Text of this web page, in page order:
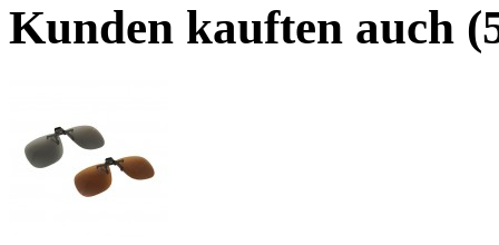
Kunden kauften auch